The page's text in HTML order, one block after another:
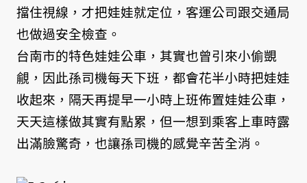
擋住視線，才把娃娃就定位，客運公司跟交通局
也做過安全檢查。
台南市的特色娃娃公車，其實也曾引來小偷覬
覦，因此孫司機每天下班，都會花半小時把娃娃
收起來，隔天再提早一小時上班佈置娃娃公車，
天天這樣做其實有點累，但一想到乘客上車時露
出滿臉驚奇，也讓孫司機的感覺辛苦全消。